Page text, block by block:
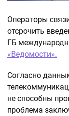
Операторы
отсрочить
ГБ
«Ведомости».
Согласно
не способны
проблема